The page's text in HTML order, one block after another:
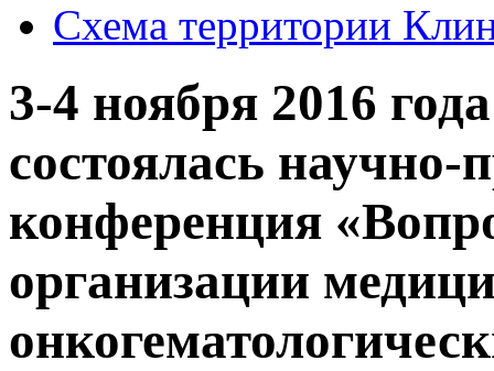
Схема территории
3-4 ноября 2016
состоялась научно-
конференция
организации